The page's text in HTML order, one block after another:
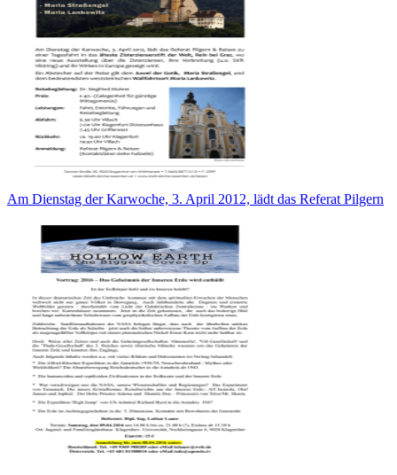
Am Dienstag der Karwoche, 3. April 2012, lädt das Referat Pilgern